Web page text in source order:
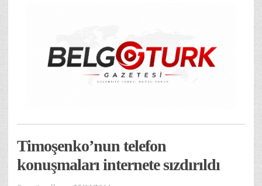
Timoşenko’nun telefon
konuşmaları internete sızdırıldı